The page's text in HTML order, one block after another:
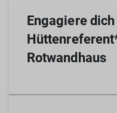
(für drinnen oder
dann, wenn du
Müllaktion am
Engagiere
Rotwandhaus